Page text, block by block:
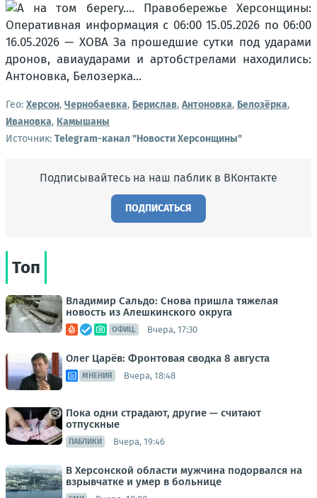
Гео: Херсон, Чернобаевка, Берислав, Антоновка, Белозёрка,
Ивановка, Камышаны
Источник: Telegram-канал "Новости Херсонщины"
Подписывайтесь на наш паблик в ВКонтакте
ПОДПИСАТЬСЯ
Топ
Владимир Сальдо: Снова пришла тяжелая
новость из Алешкинского округа
ОФИЦ. Вчера, 17:30
Олег Царёв: Фронтовая сводка 8 августа
МНЕНИЯ Вчера, 18:48
Пока одни страдают, другие — считают
отпускные
ПАБЛИКИ Вчера, 19:46
В Херсонской области мужчина подорвался на
взрывчатке и умер в больнице